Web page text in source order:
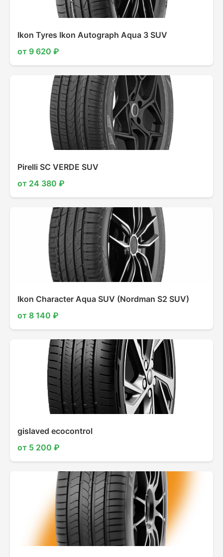
Ikon Tyres Ikon Autograph Aqua 3 SUV
от 9 620 ₽
Pirelli SC VERDE SUV
от 24 380 ₽
Ikon Character Aqua SUV (Nordman S2 SUV)
от 8 140 ₽
gislaved ecocontrol
от 5 200 ₽